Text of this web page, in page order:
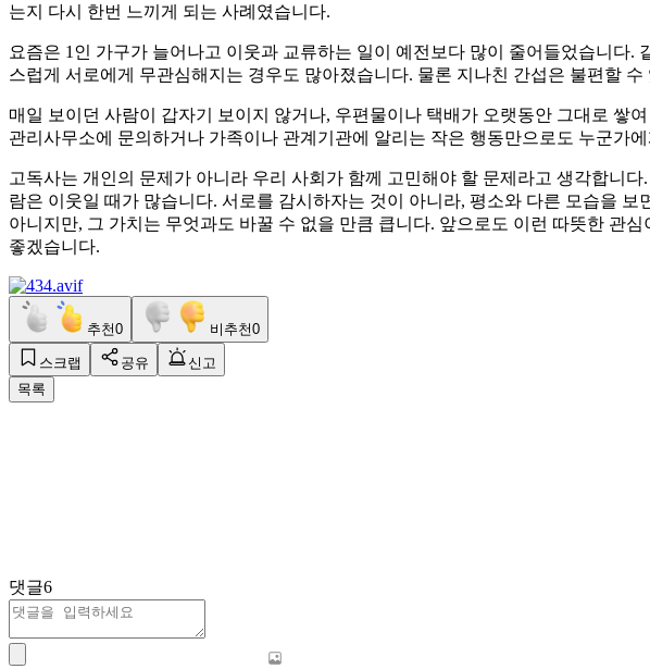
는지 다시 한번 느끼게 되는 사례였습니다.
요즘은 1인 가구가 늘어나고 이웃과 교류하는 일이 예전보다 많이 줄어들었습니다
스럽게 서로에게 무관심해지는 경우도 많아졌습니다. 물론 지나친 간섭은 불편할
매일 보이던 사람이 갑자기 보이지 않거나, 우편물이나 택배가 오랫동안 그대로 쌓
관리사무소에 문의하거나 가족이나 관계기관에 알리는 작은 행동만으로도 누군가
고독사는 개인의 문제가 아니라 우리 사회가 함께 고민해야 할 문제라고 생각합니
람은 이웃일 때가 많습니다. 서로를 감시하자는 것이 아니라, 평소와 다른 모습을
아니지만, 그 가치는 무엇과도 바꿀 수 없을 만큼 큽니다. 앞으로도 이런 따뜻한 관
좋겠습니다.
추천0 비추천0
스크랩 공유
신고
목록
댓글6